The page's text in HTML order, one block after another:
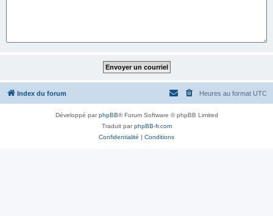
Index du forum Heures au format UTC
Développé parphpBB® Forum Software © phpBB Limited
Traduit parphpBB-fr.com
Confidentialité | Conditions